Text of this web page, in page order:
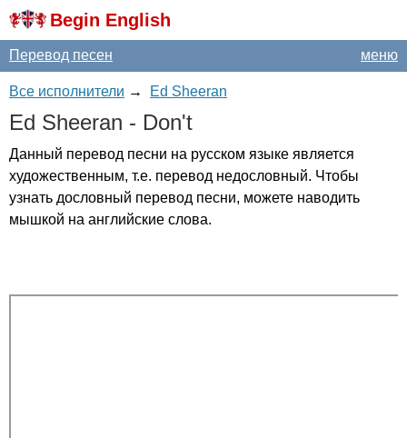
Begin English
меню
Перевод песен
Все исполнители → Ed Sheeran
Ed Sheeran - Don't
Данный перевод песни на русском языке является
художественным, т.е. перевод недословный. Чтобы
узнать дословный перевод песни, можете наводить
мышкой на английские слова.